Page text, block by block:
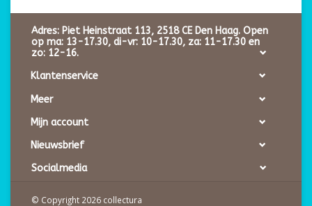
Adres: Piet Heinstraat 113, 2518 CE Den Haag. Open
op ma: 13-17.30, di-vr: 10-17.30, za: 11-17.30 en
zo: 12-16.
Klantenservice
Meer
Mijn account
Nieuwsbrief
Socialmedia
© Copyright 2026 collectura